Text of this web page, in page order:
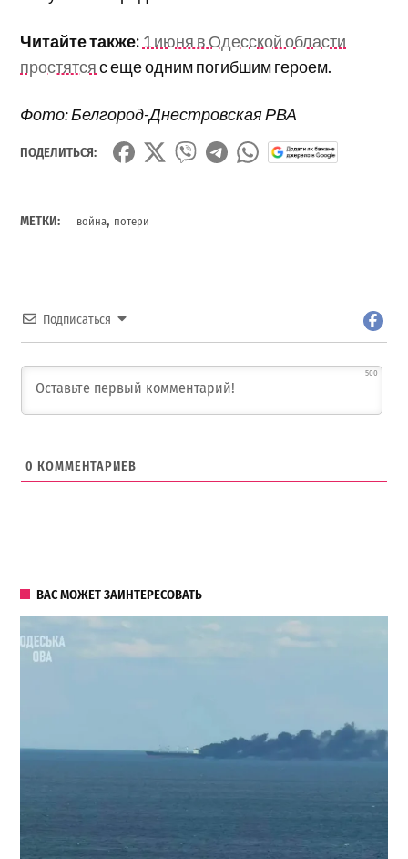
Читайте также: 1 июня в Одесской области
простятсяс еще одним погибшим героем.
Фото: Белгород-Днестровская РВА
ПОДЕЛИТЬСЯ:
МЕТКИ: война, потери
Подписаться
500
0 КОММЕНТАРИЕВ
ВАС МОЖЕТ ЗАИНТЕРЕСОВАТЬ